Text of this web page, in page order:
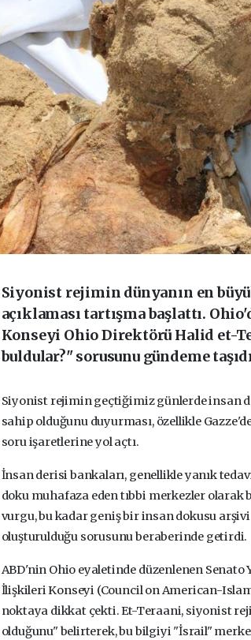
Siyonist rejimin dünyanın en
açıklaması tartışma başlattı.
Konseyi Ohio Direktörü Halid et-
buldular?" sorusunu gündeme
Siyonist rejimin geçtiğimiz günlerde insan
sahip olduğunu duyurması, özellikle
soru işaretlerine yol açtı.
İnsan derisi bankaları, genellikle yanık
doku muhafaza eden tıbbi merkezler
vurgu, bu kadar geniş bir insan dokusu
oluşturulduğu sorusunu beraberinde getirdi.
ABD'nin Ohio eyaletinde düzenlenen
İlişkileri Konseyi (Council on American-
noktaya dikkat çekti. Et-Teraani, siyonist
olduğunu" belirterek, bu bilgiyi "İsrail"